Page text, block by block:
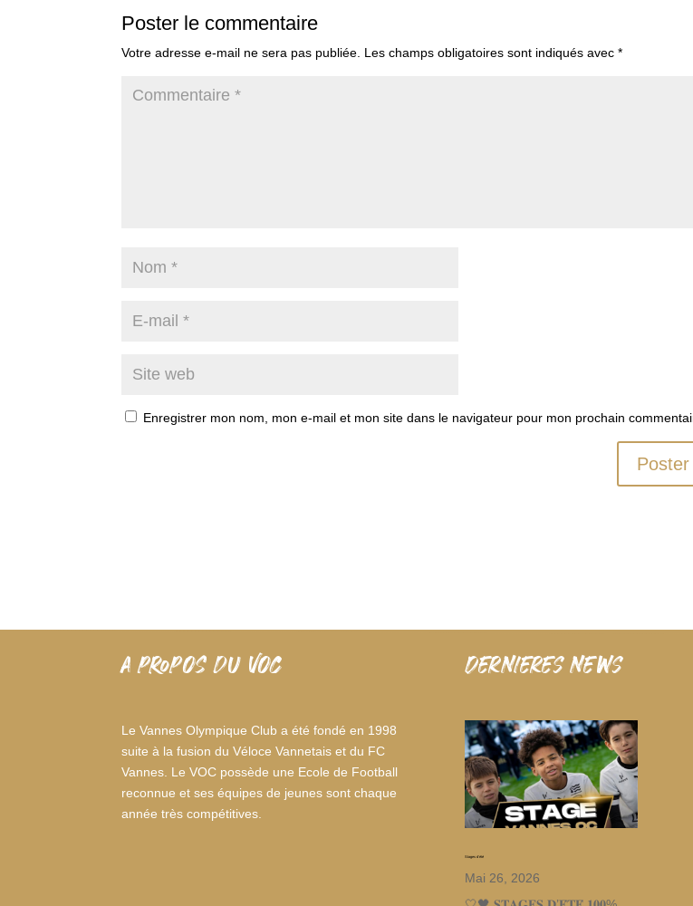
Poster le commentaire
Votre adresse e-mail ne sera pas publiée. Les champs obligatoires sont indiqués avec*
Enregistrer mon nom, mon e-mail et mon site dans le navigateur pour mon prochain
A PROPOS DU VOC
Le Vannes Olympique Club a été fondé en 1998
suite à la fusion du Véloce Vannetais et du FC
Vannes. Le VOC possède une Ecole de Football
reconnue et ses équipes de jeunes sont chaque
année très compétitives.
dernieres news
Stages d’été
Mai 26, 2026